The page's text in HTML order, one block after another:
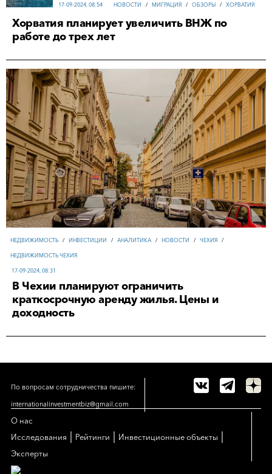
НОВОСТИ / МИГРАЦИЯ / ОБЗОРЫ / ХОРВАТИЯ
17-09-2024, 08:54
Хорватия планирует увеличить ВНЖ по
работе до трех лет
НЕДВИЖИМОСТЬ / ИНВЕСТИЦИИ / АНАЛИТИКА / НОВОСТИ / ЧЕХИЯ /
НЕДВИЖИМОСТЬ ЧЕХИЯ
17-09-2024, 08:31
В Чехии планируют ограничить
краткосрочную аренду жилья. Цены и
доходность
По вопросам сотрудничества пишите:
internationalinvestmentbiz@gmail.com
О нас
Исследования
Рейтинги Инвестиционные объекты
Эксперты